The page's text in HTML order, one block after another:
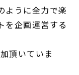
ように全力で楽
を企画運営する
頂いていま